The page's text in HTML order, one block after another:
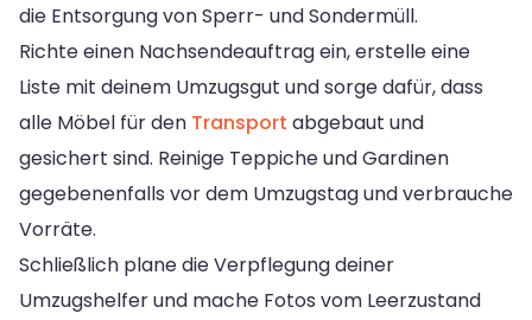
die Entsorgung von Sperr- und Sondermüll.
Richte einen Nachsendeauftrag ein, erstelle eine
Liste mit deinem Umzugsgut und sorge dafür, dass
alle Möbel für den Transport abgebaut und
gesichert sind. Reinige Teppiche und Gardinen
gegebenenfalls vor dem Umzugstag und verbrauche
Vorräte.
Schließlich plane die Verpflegung deiner
Umzugshelfer und mache Fotos vom Leerzustand